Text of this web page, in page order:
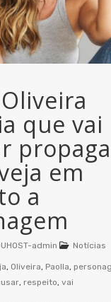
que vai
em
a
admin Notícias
, Oliveira, Paolla,
, respeito, vai